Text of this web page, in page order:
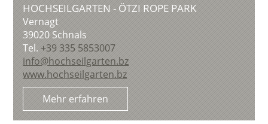
HOCHSEILGARTEN - ÖTZI ROPE PARK
Vernagt
39020Schnals
Tel.+39 335 5853007
info@hochseilgarten.bz
www.hochseilgarten.bz
Mehr erfahren